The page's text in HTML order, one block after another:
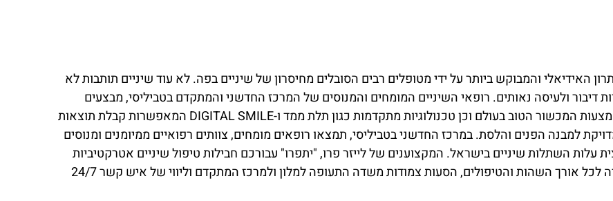
האידיאלי והמבוקש ביותר על ידי מטופלים רבים הסובלים מחיסרון של שיניים בפה. לא עוד שיניים תותבות לא
דיבור ולעיסה נאותים. רופאי השיניים המומחים והמנוסים של המרכז החדשני והמתקדם בטביליסי, מבצעים
השתלות שיניים מתקדמות בסטנדרטים אירופאיים באמצעות המכשור הטוב בעולם וכן טכנולוגיות מתקדמות כגון תלת ממד ו-DIGITAL SMILE המאפשרות קבלת תוצאות
למבנה הפנים והלסת. במרכז החדשני בטביליסי, תמצאו רופאים מומחים, צוותים רפואיים ממיומנים ומנוסים
עלות השתלות שיניים בישראל. המקצוענים של לייזר פרו, "יתפרו" עבורכם חבילות טיפול שיניים אטרקטיביות
הכוללות שהות במלונות 4-5 כוכבים, מתורגמנית צמודה לכל אורך השהות והטיפולים, הסעות צמודות משדה התעופה למלון ולמרכז המתקדם וליווי של איש קשר 24/7